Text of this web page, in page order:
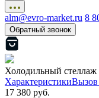
alm@evro-market.ru 8
Обратный звонок
Холодильный стеллаж
ХарактеристикиВызов
17 380 руб.